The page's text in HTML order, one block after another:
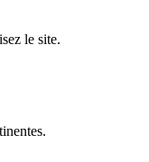
le site.